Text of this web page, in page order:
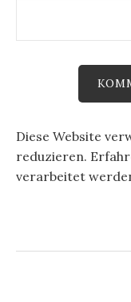
Diese Website
reduzieren.
verarbeitet